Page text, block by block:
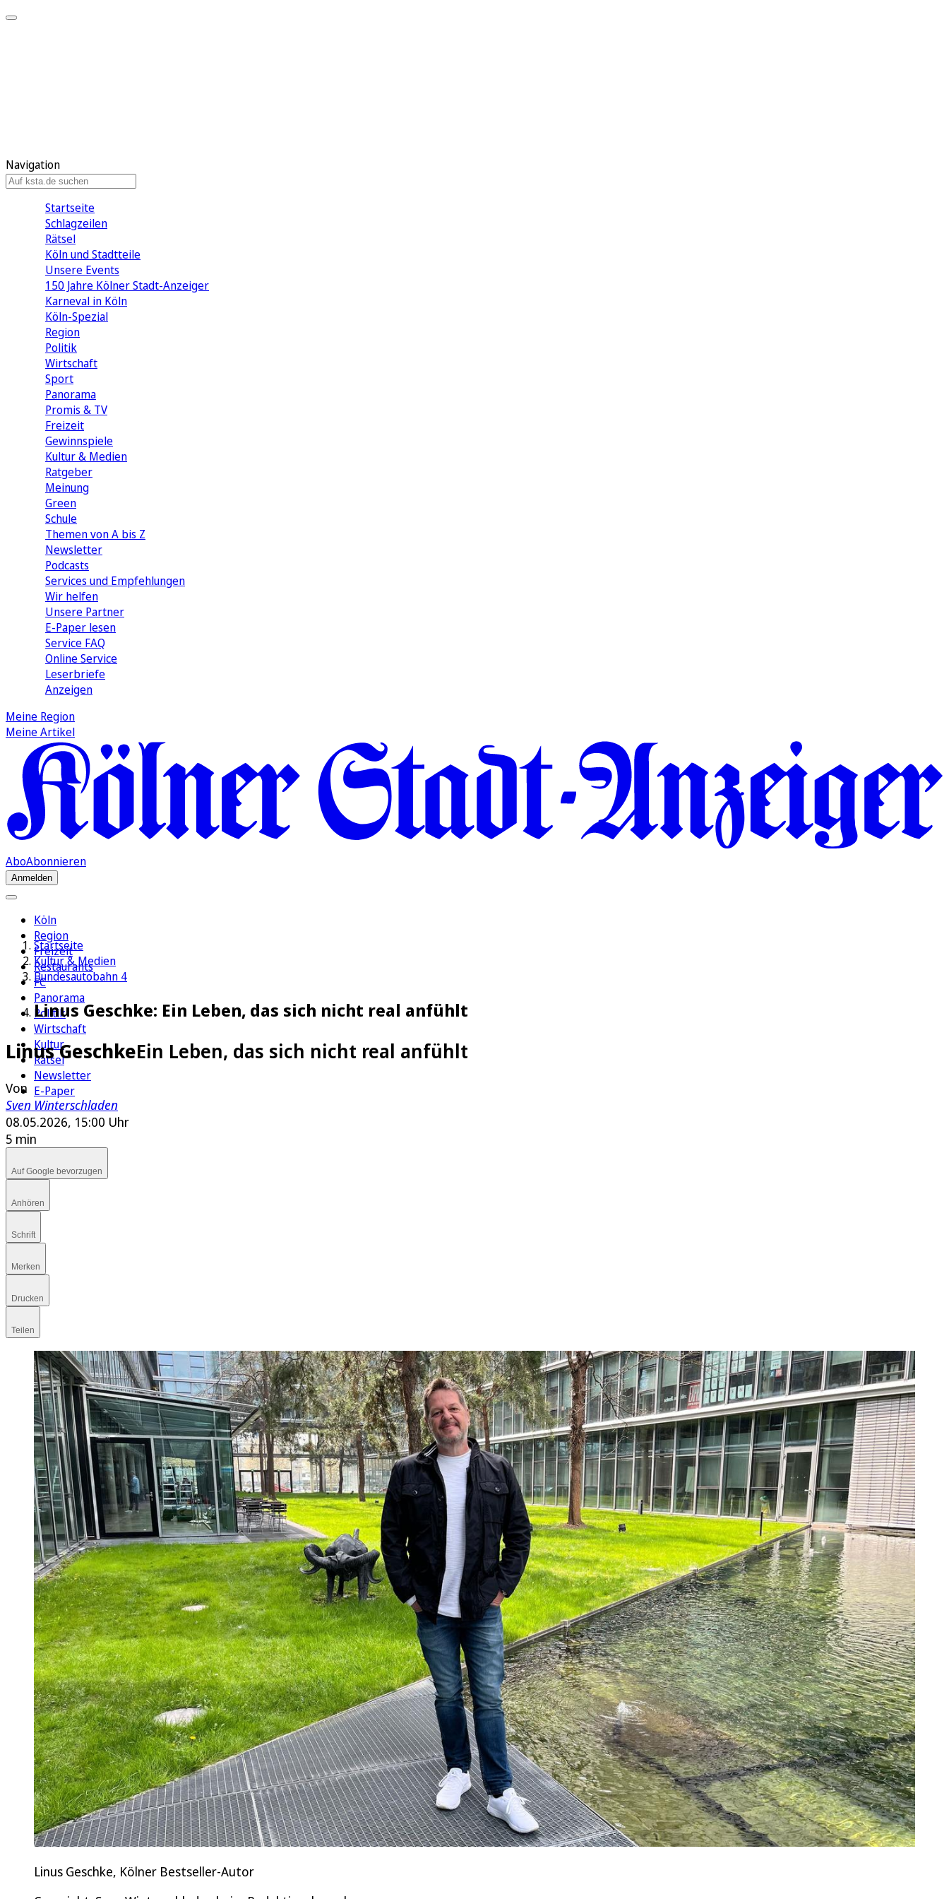
Navigation
Startseite
Schlagzeilen
Rätsel
Köln und Stadtteile
Unsere Events
150 Jahre Kölner Stadt-Anzeiger
Karneval in Köln
Köln-Spezial
Region
Politik
Wirtschaft
Sport
Panorama
Promis & TV
Freizeit
Gewinnspiele
Kultur & Medien
Ratgeber
Meinung
Green
Schule
Themen von A bis Z
Newsletter
Podcasts
Services und Empfehlungen
Wir helfen
Unsere Partner
E-Paper lesen
Service FAQ
Online Service
Leserbriefe
Anzeigen
Meine Region
Meine Artikel
AboAbonnieren
Anmelden
Köln
Region
Freizeit
Restaurants
FC
Panorama
Politik
Wirtschaft
Kultur
Rätsel
Newsletter
E-Paper
Startseite
Kultur & Medien
Bundesautobahn 4
Linus Geschke: Ein Leben, das sich nicht real anfühlt
Linus GeschkeEin Leben, das sich nicht real anfühlt
Von
Sven Winterschladen
08.05.2026, 15:00 Uhr
5 min
Auf Google bevorzugen
Anhören
Schrift
Merken
Drucken
Teilen
Linus Geschke, Kölner Bestseller-Autor